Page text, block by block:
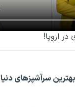
اروپا!
سرآشپزهای دنیا